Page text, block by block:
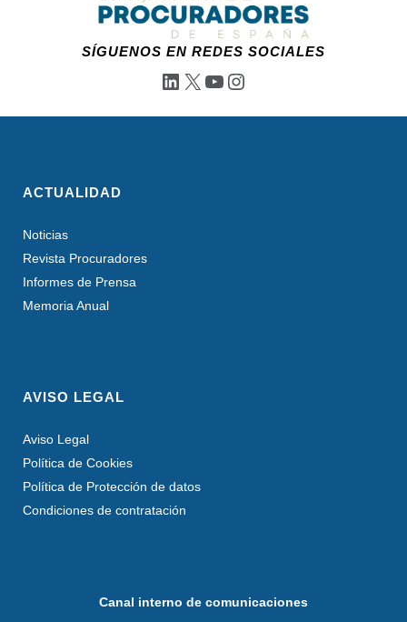
SÍGUENOS EN REDES SOCIALES
LinkedIn
X YouTube
Instagram
ACTUALIDAD
Noticias
Revista Procuradores
Informes de Prensa
Memoria Anual
AVISO LEGAL
Aviso Legal
Política de Cookies
Política de Protección de datos
Condiciones de contratación
Canal interno de comunicaciones